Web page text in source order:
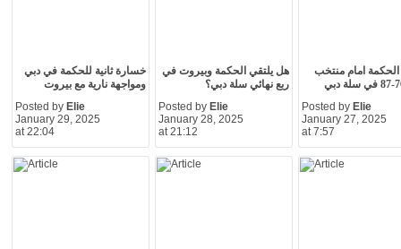
خسارة ثانية للحكمة في دبي
ومواجهة نارية مع بيروت
Posted by Elie
January 29, 2025
at 22:04
هل يلتقي الحكمة وبيروت في
ربع نهائي سلة دبي؟
Posted by Elie
January 28, 2025
at 21:12
امام منتخب
Posted by Elie
January 27, 2025
at 7:57